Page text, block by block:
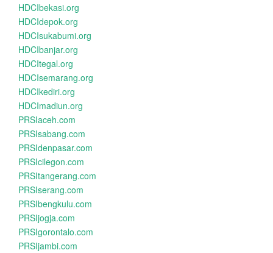
HDCIbekasi.org
HDCIdepok.org
HDCIsukabumi.org
HDCIbanjar.org
HDCItegal.org
HDCIsemarang.org
HDCIkediri.org
HDCImadiun.org
PRSIaceh.com
PRSIsabang.com
PRSIdenpasar.com
PRSIcilegon.com
PRSItangerang.com
PRSIserang.com
PRSIbengkulu.com
PRSIjogja.com
PRSIgorontalo.com
PRSIjambi.com